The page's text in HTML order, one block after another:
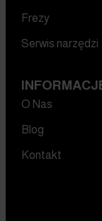
Frezy
Serwis narzędzi
O Nas
Blog
Kontakt